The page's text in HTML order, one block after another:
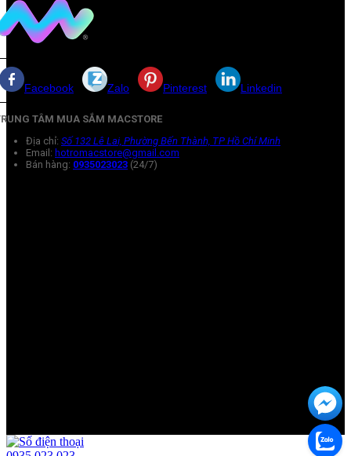
Facebook Zalo Pinterest Linkedin
TÂM MUA SẮM MACSTORE
Địa chỉ: Số 132 Lê Lai, Phường Bến Thành, TP Hồ Chí Minh
Email: hotromacstore@gmail.com
Bán hàng: 0935023023 (24/7)